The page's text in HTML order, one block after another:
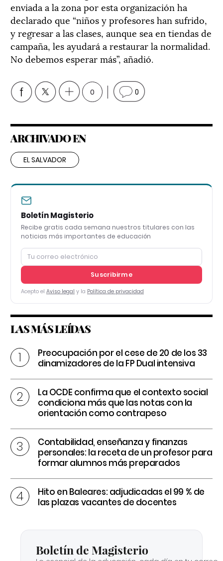
enviada a la zona por esta organización ha
declarado que “niños y profesores han sufrido,
y regresar a las clases, aunque sea en tiendas de
campaña, les ayudará a restaurar la normalidad.
No debemos esperar más”, añadió.
0 0
ARCHIVADO EN
EL SALVADOR
Boletín Magisterio
Recibe gratis cada semana nuestros titulares con las
noticias más importantes de educación
Suscribirme
Acepto el Aviso legal y la Política de privacidad
LAS MÁS LEÍDAS
Preocupación por el cese de 20 de los 33
dinamizadores de la FP Dual intensiva
La OCDE confirma que el contexto social
condiciona más que las notas con la
orientación como contrapeso
Contabilidad, enseñanza y finanzas
personales: la receta de un profesor para
formar alumnos más preparados
Hito en Baleares: adjudicadas el 99 % de
las plazas vacantes de docentes
Boletín de Magisterio